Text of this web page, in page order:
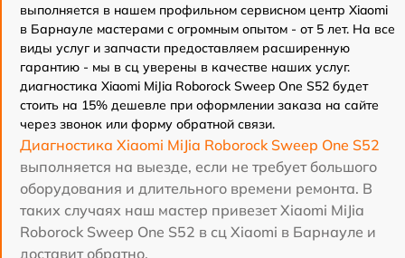
выполняется в нашем профильном сервисном центр Xiaomi
в Барнауле мастерами с огромным опытом - от 5 лет. На все
виды услуг и запчасти предоставляем расширенную
гарантию - мы в сц уверены в качестве наших услуг.
диагностика Xiaomi MiJia Roborock Sweep One S52 будет
стоить на 15% дешевле при оформлении заказа на сайте
через звонок или форму обратной связи.
Диагностика Xiaomi MiJia Roborock Sweep One S52
выполняется на выезде, если не требует большого
оборудования и длительного времени ремонта. В
таких случаях наш мастер привезет Xiaomi MiJia
Roborock Sweep One S52 в сц Xiaomi в Барнауле и
доставит обратно.